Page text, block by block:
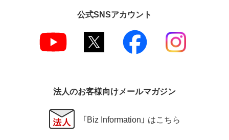
公式SNSアカウント
法人のお客様向けメールマガジン
「Biz Information」 はこちら